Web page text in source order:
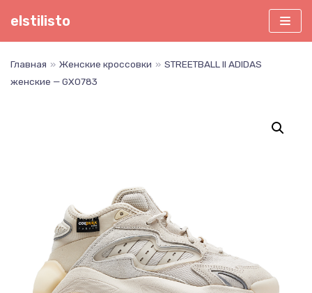
Перейти
elstilisto
Главная » Женские кроссовки » STREETBALL II ADIDAS
женские — GX0783